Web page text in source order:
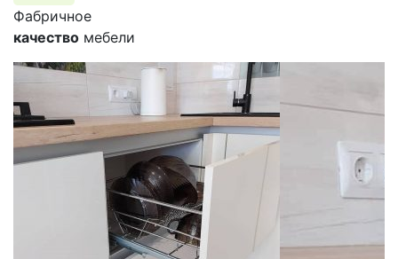
Фабричное
качество мебели